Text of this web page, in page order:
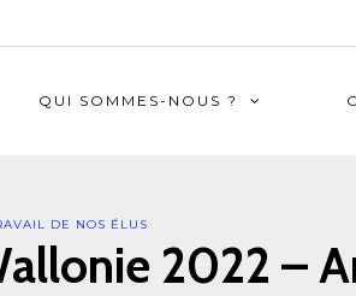
QUI SOMMES-NOUS ?
DE NOS ÉLUS
2022 –